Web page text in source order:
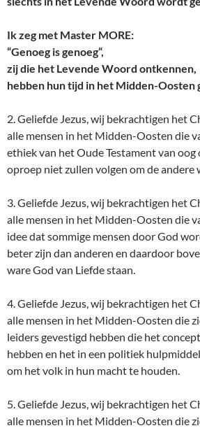
Ik zeg met Master MORE:
“Genoeg is genoeg“,
zij die het Levende Woord ontkennen,
hebben hun tijd in het Midden-Oosten
2. Geliefde Jezus, wij bekrachtigen het
alle mensen in het Midden-Oosten die
ethiek van het Oude Testament van oog
oproep niet zullen volgen om de andere
3. Geliefde Jezus, wij bekrachtigen het
alle mensen in het Midden-Oosten die
idee dat sommige mensen door God
beter zijn dan anderen en daardoor
ware God van Liefde staan.
4. Geliefde Jezus, wij bekrachtigen het
alle mensen in het Midden-Oosten die
leiders gevestigd hebben die het
hebben en het in een politiek
om het volk in hun macht te houden.
5. Geliefde Jezus, wij bekrachtigen het
alle mensen in het Midden-Oosten die